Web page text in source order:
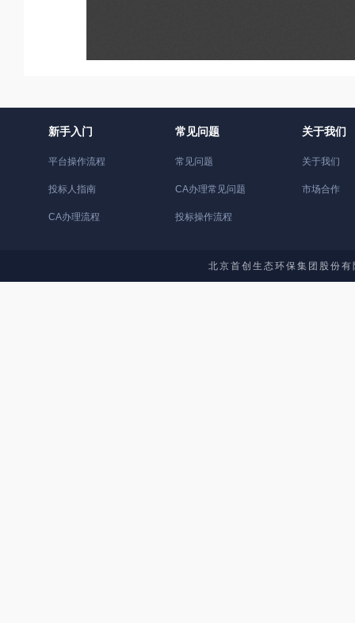
新手入门
平台操作流程
投标人指南
CA办理流程
常见问题
常见问题
CA办理常见问题
投标操作流程
关于我们
关于我们
市场合作
北京首创生态环保集团股